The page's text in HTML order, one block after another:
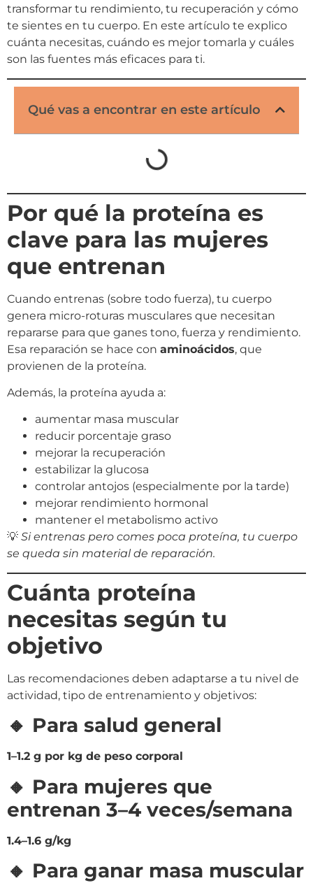
transformar tu rendimiento, tu recuperación y cómo
te sientes en tu cuerpo. En este artículo te explico
cuánta necesitas, cuándo es mejor tomarla y cuáles
son las fuentes más eficaces para ti.
Qué vas a encontrar en este artículo
Por qué la proteína es
clave para las mujeres
que entrenan
Cuando entrenas (sobre todo fuerza), tu cuerpo
genera micro-roturas musculares que necesitan
repararse para que ganes tono, fuerza y rendimiento.
Esa reparación se hace con aminoácidos, que
provienen de la proteína.
Además, la proteína ayuda a:
aumentar masa muscular
reducir porcentaje graso
mejorar la recuperación
estabilizar la glucosa
controlar antojos (especialmente por la tarde)
mejorar rendimiento hormonal
mantener el metabolismo activo
💡 Si entrenas pero comes poca proteína, tu cuerpo
se queda sin material de reparación.
Cuánta proteína
necesitas según tu
objetivo
Las recomendaciones deben adaptarse a tu nivel de
actividad, tipo de entrenamiento y objetivos:
🔸 Para salud general
1–1.2 g por kg de peso corporal
🔸 Para mujeres que
entrenan 3–4 veces/semana
1.4–1.6 g/kg
🔸 Para ganar masa muscular